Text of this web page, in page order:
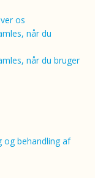
os
når du
når du bruger
og behandling af